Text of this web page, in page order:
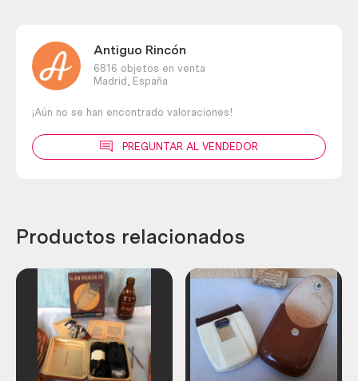
Antiguo Rincón
6816 objetos en venta
Madrid,
España
¡Aún no se han encontrado valoraciones!
PREGUNTAR AL VENDEDOR
Productos relacionados